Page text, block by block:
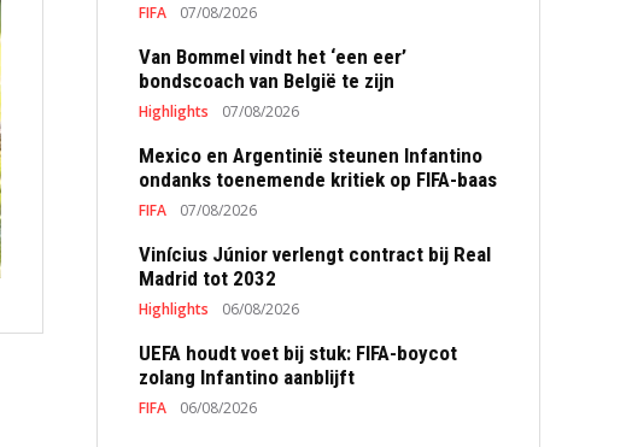
FIFA 07/08/2026
Van Bommel vindt het ‘een eer’
bondscoach van België te zijn
Highlights 07/08/2026
Mexico en Argentinië steunen Infantino
ondanks toenemende kritiek op FIFA-baas
FIFA 07/08/2026
Vinícius Júnior verlengt contract bij Real
Madrid tot 2032
Highlights 06/08/2026
UEFA houdt voet bij stuk: FIFA-boycot
zolang Infantino aanblijft
FIFA 06/08/2026